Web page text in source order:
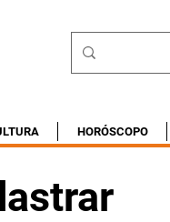
HORÓSCOPO